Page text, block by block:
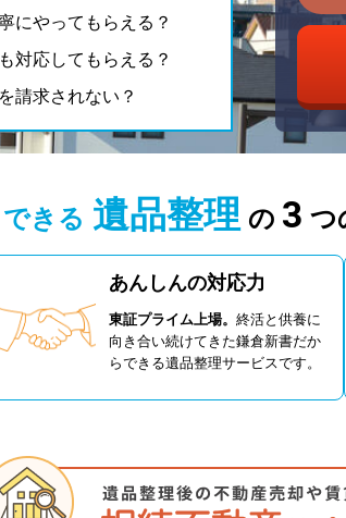
にやってもらえる？
対応してもらえる？
請求されない？
できる 遺品整理 の 3 つ
あんしんの対応力
東証プライム上場。 終活と供養に
向き合い続けてきた鎌倉新書だか
らできる遺品整理サービスです。